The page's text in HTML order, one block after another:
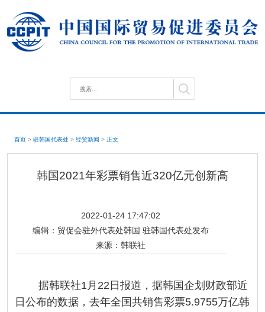
首页 > 驻韩国代表处 > 经贸新闻 > 正文
韩国2021年彩票销售近320亿元创新高
2022-01-24 17:47:02
编辑： 贸促会驻外代表处韩国 驻韩国代表处发布
来源： 韩联社
据韩联社1月22日报道，据韩国企划财政部近
日公布的数据，去年全国共销售彩票5.9755万亿韩